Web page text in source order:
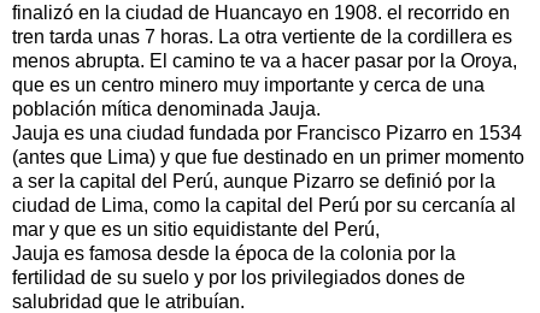
finalizó en la ciudad de Huancayo en 1908. el recorrido en
tren tarda unas 7 horas. La otra vertiente de la cordillera es
menos abrupta. El camino te va a hacer pasar por la Oroya,
que es un centro minero muy importante y cerca de una
población mítica denominada Jauja.
Jauja es una ciudad fundada por Francisco Pizarro en 1534
(antes que Lima) y que fue destinado en un primer momento
a ser la capital del Perú, aunque Pizarro se definió por la
ciudad de Lima, como la capital del Perú por su cercanía al
mar y que es un sitio equidistante del Perú,
Jauja es famosa desde la época de la colonia por la
fertilidad de su suelo y por los privilegiados dones de
salubridad que le atribuían.